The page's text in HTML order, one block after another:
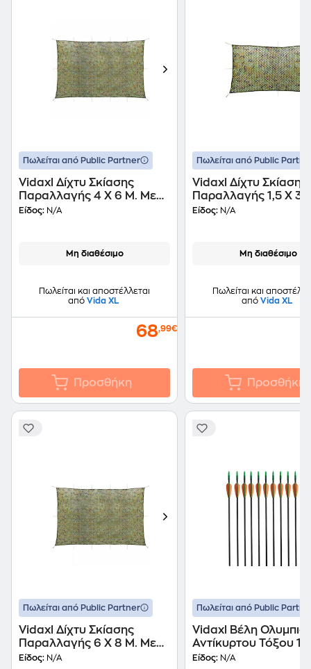
Πωλείται από Public Partner
Vidaxl Δίχτυ Σκίασης
Παραλλαγής 4 X 6 Μ. Με
Σάκο Αποθήκευσης
Είδος: N/A
Μη διαθέσιμο
Πωλείται και αποστέλλεται
από Vida XL
68,99€
Προσθήκη
Πωλείται από Public
Vidaxl Δίχτυ Σκίασης
Παραλλαγής 1,5 X 3
Σάκο Αποθήκευσης
Είδος: N/A
Μη διαθέσιμο
Πωλείται και
από Vida XL
Προσθήκη
Πωλείται από Public Partner
Vidaxl Δίχτυ Σκίασης
Παραλλαγής 6 X 8 Μ. Με
Σάκο Αποθήκευσης
Είδος: N/A
Πωλείται από Public
Vidaxl Βέλη
Αντίκυρτου Τόξου 12
30" 0,6 Εκ. Από
Είδος: N/A